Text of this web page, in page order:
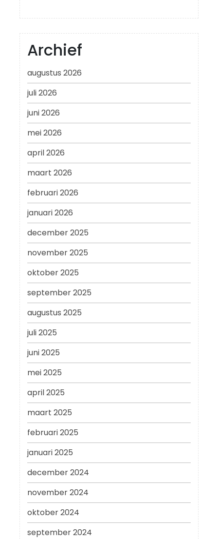
Archief
augustus 2026
juli 2026
juni 2026
mei 2026
april 2026
maart 2026
februari 2026
januari 2026
december 2025
november 2025
oktober 2025
september 2025
augustus 2025
juli 2025
juni 2025
mei 2025
april 2025
maart 2025
februari 2025
januari 2025
december 2024
november 2024
oktober 2024
september 2024